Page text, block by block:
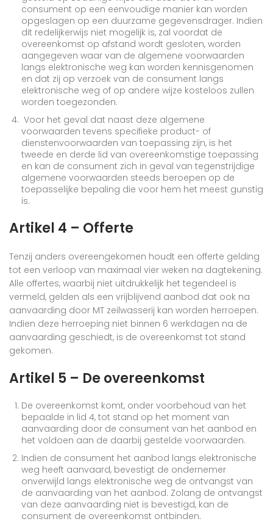
consument op een eenvoudige manier kan worden
opgeslagen op een duurzame gegevensdrager. Indien
dit redelijkerwijs niet mogelijk is, zal voordat de
overeenkomst op afstand wordt gesloten, worden
aangegeven waar van de algemene voorwaarden
langs elektronische weg kan worden kennisgenomen
en dat zij op verzoek van de consument langs
elektronische weg of op andere wijze kosteloos zullen
worden toegezonden.
Voor het geval dat naast deze algemene
voorwaarden tevens specifieke product- of
dienstenvoorwaarden van toepassing zijn, is het
tweede en derde lid van overeenkomstige toepassing
en kan de consument zich in geval van tegenstrijdige
algemene voorwaarden steeds beroepen op de
toepasselijke bepaling die voor hem het meest gunstig
is.
Artikel 4 – Offerte
Tenzij anders overeengekomen houdt een offerte gelding
tot een verloop van maximaal vier weken na dagtekening.
Alle offertes, waarbij niet uitdrukkelijk het tegendeel is
vermeld, gelden als een vrijblijvend aanbod dat ook na
aanvaarding door MT zeilwasserij kan worden herroepen.
Indien deze herroeping niet binnen 6 werkdagen na de
aanvaarding geschiedt, is de overeenkomst tot stand
gekomen.
Artikel 5 – De overeenkomst
De overeenkomst komt, onder voorbehoud van het
bepaalde in lid 4, tot stand op het moment van
aanvaarding door de consument van het aanbod en
het voldoen aan de daarbij gestelde voorwaarden.
Indien de consument het aanbod langs elektronische
weg heeft aanvaard, bevestigt de ondernemer
onverwijld langs elektronische weg de ontvangst van
de aanvaarding van het aanbod. Zolang de ontvangst
van deze aanvaarding niet is bevestigd, kan de
consument de overeenkomst ontbinden.